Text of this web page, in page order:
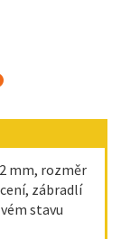
mm, rozměr
zábradlí
stavu